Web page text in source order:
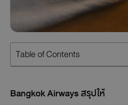
Table of Contents
Bangkok Airways สรุปให้